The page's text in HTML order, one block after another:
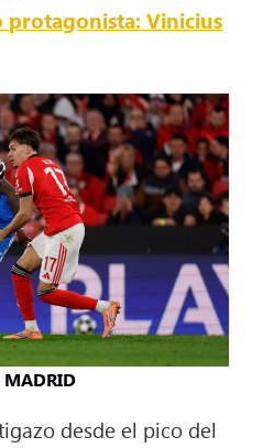
protagonista: Vinicius
MADRID
desde el pico del